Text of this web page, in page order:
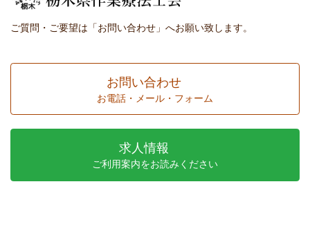
ご質問・ご要望は「お問い合わせ」へお願い致します。
お問い合わせ
お電話・メール・フォーム
求人情報
ご利用案内をお読みください